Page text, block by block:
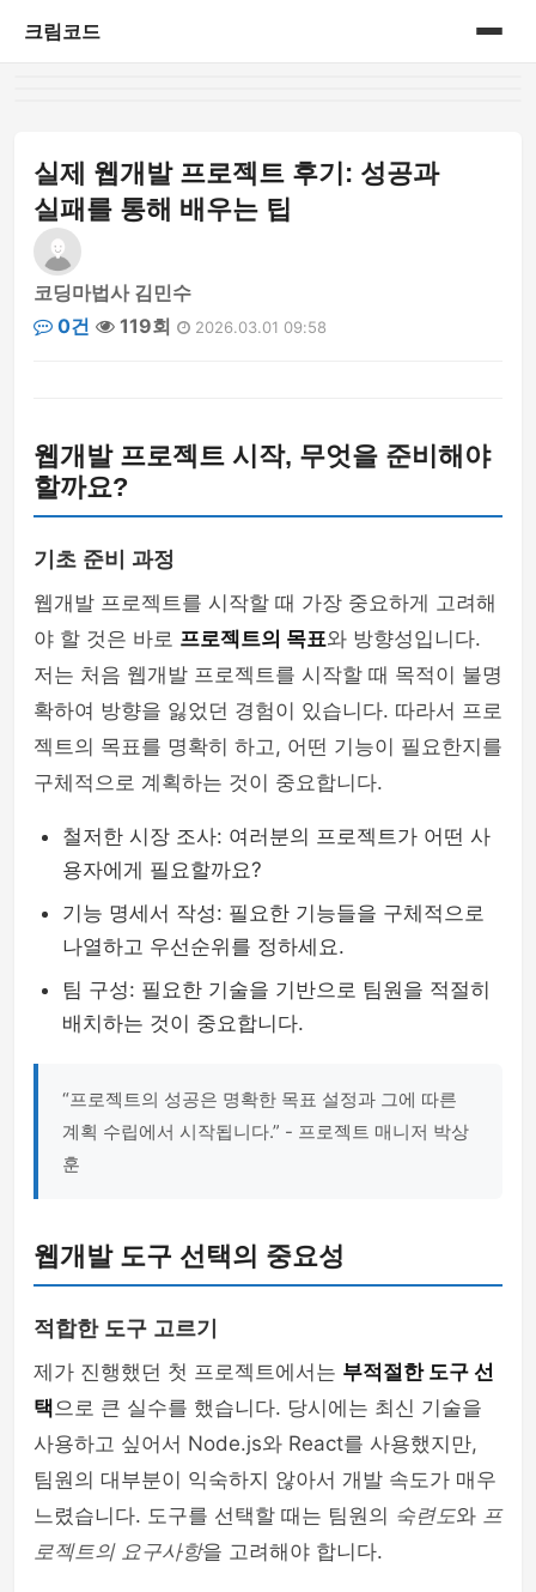
크림코드
실제 웹개발 프로젝트 후기: 성공과
실패를 통해 배우는 팁
코딩마법사 김민수
0건
119회 2026.03.01 09:58
웹개발 프로젝트 시작, 무엇을 준비해야
할까요?
기초 준비 과정
웹개발 프로젝트를 시작할 때 가장 중요하게 고려해
야 할 것은 바로 프로젝트의 목표와 방향성입니다.
저는 처음 웹개발 프로젝트를 시작할 때 목적이 불명
확하여 방향을 잃었던 경험이 있습니다. 따라서 프로
젝트의 목표를 명확히 하고, 어떤 기능이 필요한지를
구체적으로 계획하는 것이 중요합니다.
철저한 시장 조사: 여러분의 프로젝트가 어떤 사
용자에게 필요할까요?
기능 명세서 작성: 필요한 기능들을 구체적으로
나열하고 우선순위를 정하세요.
팀 구성: 필요한 기술을 기반으로 팀원을 적절히
배치하는 것이 중요합니다.
“프로젝트의 성공은 명확한 목표 설정과 그에 따른
계획 수립에서 시작됩니다.” - 프로젝트 매니저 박상
훈
웹개발 도구 선택의 중요성
적합한 도구 고르기
제가 진행했던 첫 프로젝트에서는 부적절한 도구 선
택으로 큰 실수를 했습니다. 당시에는 최신 기술을
사용하고 싶어서 Node.js와 React를 사용했지만,
팀원의 대부분이 익숙하지 않아서 개발 속도가 매우
느렸습니다. 도구를 선택할 때는 팀원의 숙련도와 프
로젝트의 요구사항을 고려해야 합니다.